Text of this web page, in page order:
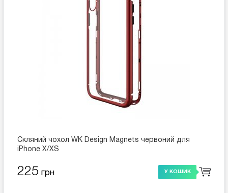
Скляний чохол WK Design Magnets червоний для
iPhone X/XS
225 грн У КОШИК